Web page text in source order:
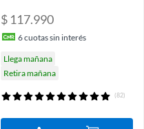
$ 117.990
6cuotas sin interés
Llega mañana
Retira mañana
(82)